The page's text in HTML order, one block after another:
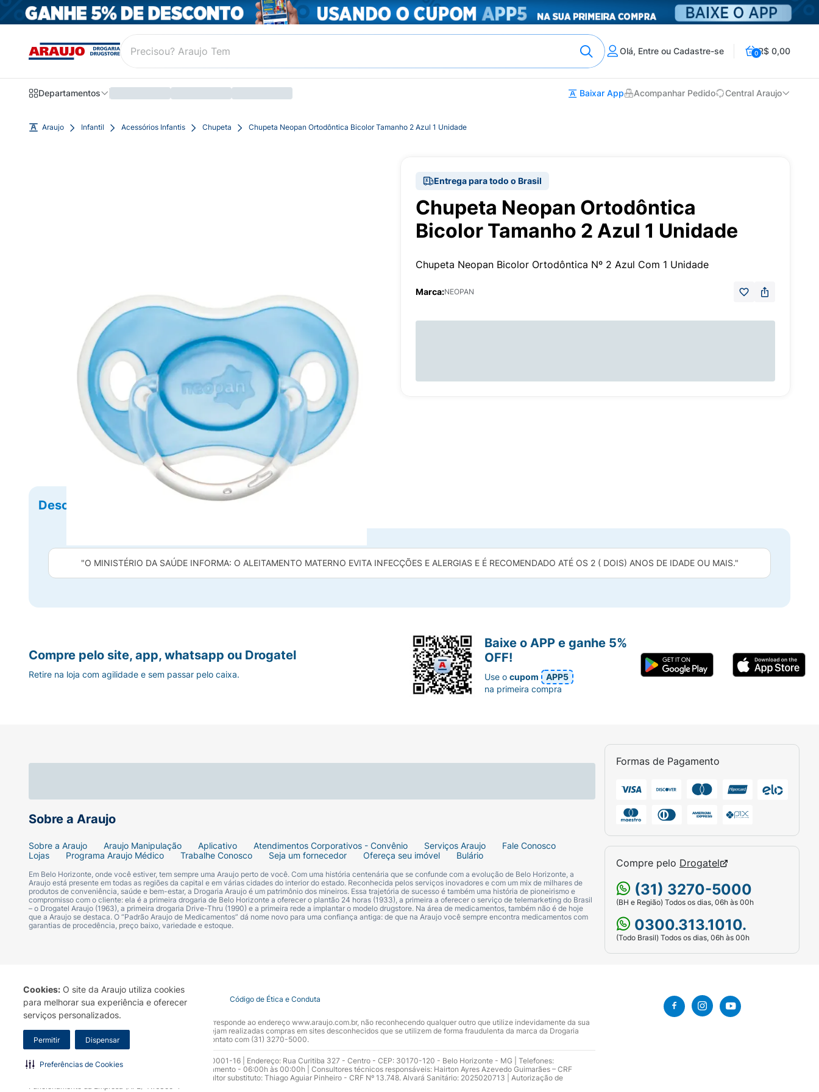
Cookies: O site da Araujo utiliza cookies
para melhorar sua experiência e oferecer
serviços personalizados.
Permitir Dispensar
Preferências de Cookies
Olá, Entre ou Cadastre-se 0R$ 0,00
Departamentos Baixar App Acompanhar Pedido Central Araujo
Araujo Infantil Acessórios Infantis Chupeta Chupeta Neopan Ortodôntica Bicolor Tamanho 2 Azul 1 Unidade
Entrega para todo o Brasil
Chupeta Neopan Ortodôntica
Bicolor Tamanho 2 Azul 1 Unidade
Chupeta Neopan Bicolor Ortodôntica Nº 2 Azul Com 1 Unidade
Marca:NEOPAN
Descrição
"O MINISTÉRIO DA SAÚDE INFORMA: O ALEITAMENTO MATERNO EVITA INFECÇÕES E ALERGIAS E É RECOMENDADO ATÉ OS 2 ( DOIS) ANOS DE IDADE OU MAIS."
Sobre a Araujo
Sobre a Araujo Araujo Manipulação Aplicativo Atendimentos Corporativos - Convênio Serviços Araujo
Fale Conosco
Lojas
Programa Araujo Médico Trabalhe Conosco Seja um fornecedor Ofereça seu imóvel Bulário
Em Belo Horizonte, onde você estiver, tem sempre uma Araujo perto de você. Com uma história centenária que se confunde com a evolução de Belo Horizonte, a
Araujo está presente em todas as regiões da capital e em várias cidades do interior do estado. Reconhecida pelos serviços inovadores e com um mix de milhares de
produtos de conveniência, saúde e bem-estar, a Drogaria Araujo é um patrimônio dos mineiros. Essa trajetória de sucesso é também uma história de pioneirismo e
compromisso com o cliente: ela é a primeira drogaria de Belo Horizonte a oferecer o plantão 24 horas (1933), a primeira a oferecer o serviço de telemarketing do Brasil
– o Drogatel Araujo (1963), a primeira drogaria Drive-Thru (1990) e a primeira rede a implantar o modelo drugstore. Na área de medicamentos, também não é de hoje
que a Araujo se destaca. O “Padrão Araujo de Medicamentos” dá nome novo para uma confiança antiga: de que na Araujo você sempre encontra medicamentos com
garantias de procedência, preço baixo, variedade e estoque.
Formas de Pagamento
Compre pelo Drogatel
(31) 3270-5000
(BH e Região) Todos os dias, 06h às 00h
0300.313.1010.
(Todo Brasil) Todos os dias, 06h às 00h
Compre pelo site, app, whatsapp ou Drogatel
Retire na loja com agilidade e sem passar pelo caixa.
Baixe o APP e ganhe 5%
OFF!
Use ocupom
APP5
na primeira compra
Termo de Uso Portal da Privacidade Covid-19 Código de Ética e Conduta
A Drogaria Araujo S/A informa que o seu site oficial corresponde ao endereço www.araujo.com.br, não reconhecendo qualquer outro que utilize indevidamente da sua
marca. Para sua segurança recomendamos que não sejam realizadas compras em sites desconhecidos que se utilizem de forma fraudulenta da marca da Drogaria
Araujo S.A. Em caso de dúvidas, gentileza entrar em contato com (31) 3270-5000.
Razão Social: Drogaria Araujo S.A | CNPJ: 17.256.512.0001-16 | Endereço: Rua Curitiba 327 - Centro - CEP: 30170-120 - Belo Horizonte - MG | Telefones:
0300.313.1010 e (31) 3270-5000 Horário de funcionamento - 06:00h às 00:00h | Consultores técnicos responsáveis: Hairton Ayres Azevedo Guimarães – CRF
10.965 | Yasmin Silva Alvarenga – CRF 52.584 - Consultor substituto: Thiago Aguiar Pinheiro - CRF Nº 13.748. Alvará Sanitário: 2025020713 | Autorização de
Funcionamento da Empresa (AFE): 7.16355-1